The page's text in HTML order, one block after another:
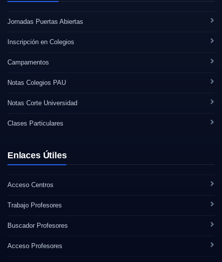
Jornadas Puertas Abiertas
Inscripción en Colegios
Campamentos
Notas Colegios PAU
Notas Corte Universidad
Clases Particulares
Enlaces Útiles
Acceso Centros
Trabajo Profesores
Buscador Profesores
Acceso Profesores